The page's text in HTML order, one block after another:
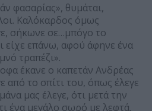
φασαρίας», θυμάται,
Καλόκαρδος όμως
σήκωνε σε…μπόγο το
είχε επάνω, αφού άφηνε ένα
τραπέζι».
έκανε ο καπετάν Ανδρέας
από το σπίτι του, όπως έλεγε
μας έλεγε, ότι μετά την
ένα μεγάλο σωρό με λεφτά,